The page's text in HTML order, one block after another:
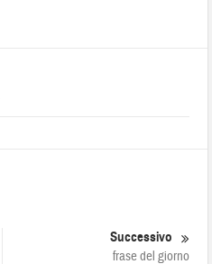
Successivo
frase del giorno